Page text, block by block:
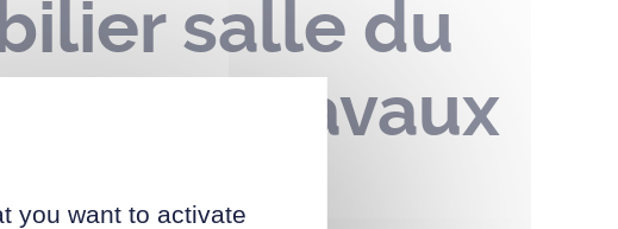
salle du
de travaux
you want to activate